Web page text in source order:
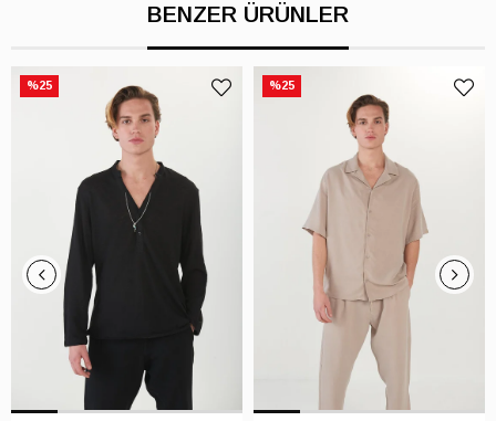
BENZER ÜRÜNLER
%25 %25